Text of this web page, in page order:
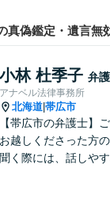
真偽鑑定・遺言無
小林 杜季子 弁
アナベル法律事務所
北海道 帯広市
【帯広市の弁護士】
お越しくださった方
聞く際には、話しやす